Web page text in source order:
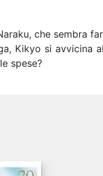
che sembra
Kikyo si avvicina
spese?